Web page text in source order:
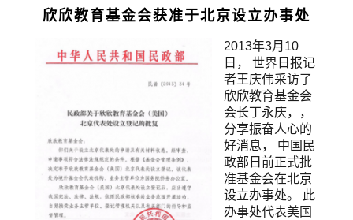
欣欣教育基金会获准于北京设立办事处
2013年3月10
日， 世界日报记
者王庆伟采访了
欣欣教育基金会
会长丁永庆，，
分享振奋人心的
好消息， 中国民
政部日前正式批
准基金会在北京
设立办事处。 此
办事处代表美国